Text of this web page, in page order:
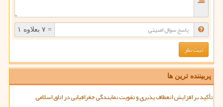
= ۷ بعلاوه ۱
پربیننده ترین ها
تأکید بر افزایش انعطاف پذیری و تقویت نمایندگی جغرافیایی در اتاق اسلامی